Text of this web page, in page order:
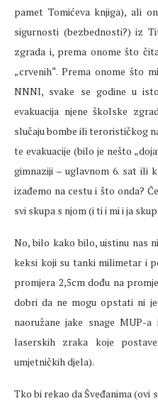
pamet Tomićeva knjiga), ali
sigurnosti (bezbednosti?) iz
zgrada i, prema onome što
„crvenih“. Prema onome što
NNNI, svake se godine u
evakuacija njene školske
slučaju bombe ili terorističkog
te evakuacije (bilo je nešto
gimnaziji – uglavnom 6. sat ili
izađemo na cestu i što onda?
svi skupa s njom (i ti i mi i ja
No, bilo kako bilo, uistinu nas
keksi koji su tanki milimetar i
promjera 2,5cm dođu na
dobri da ne mogu opstati ni
naoružane jake snage
laserskih zraka koje
umjetničkih djela).
Tko bi rekao da Šveđanima (ovi